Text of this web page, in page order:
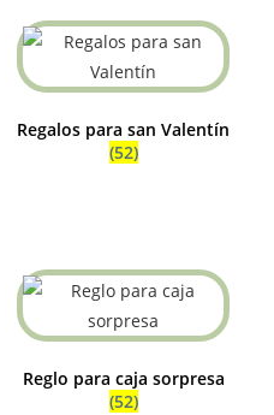
Regalos para san Valentín
(52)
Reglo para caja sorpresa
(52)